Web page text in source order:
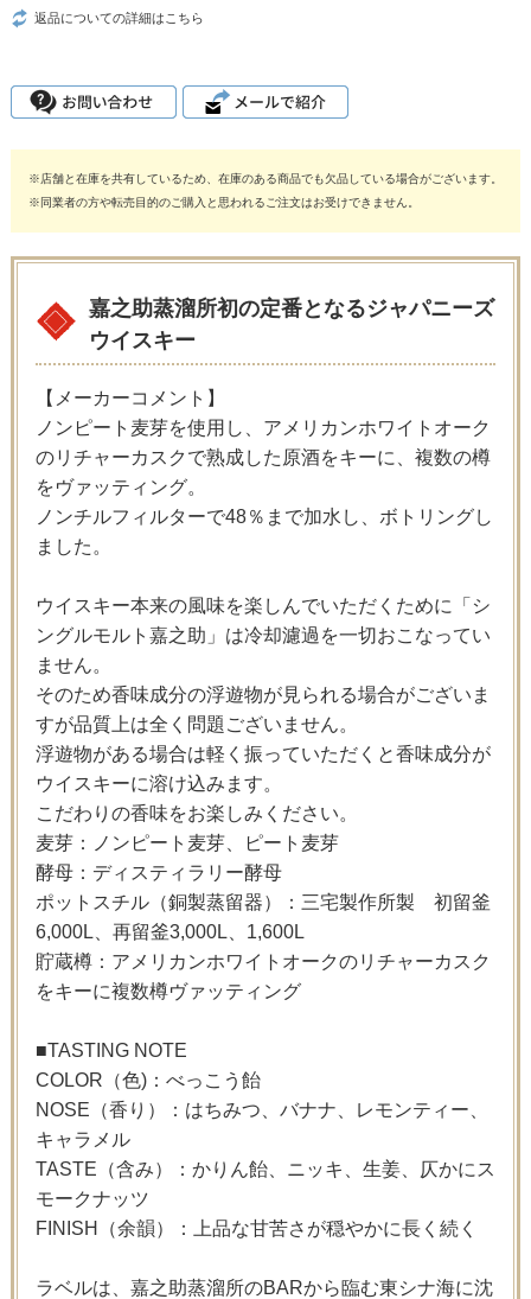
返品についての詳細はこちら
※店舗と在庫を共有しているため、在庫のある商品でも欠品している場合がございます。
※同業者の方や転売目的のご購入と思われるご注文はお受けできません。
嘉之助蒸溜所初の定番となるジャパニーズ
ウイスキー
【メーカーコメント】
ノンピート麦芽を使用し、アメリカンホワイトオーク
のリチャーカスクで熟成した原酒をキーに、複数の樽
をヴァッティング。
ノンチルフィルターで48％まで加水し、ボトリングし
ました。
ウイスキー本来の風味を楽しんでいただくために「シ
ングルモルト嘉之助」は冷却濾過を一切おこなってい
ません。
そのため香味成分の浮遊物が見られる場合がございま
すが品質上は全く問題ございません。
浮遊物がある場合は軽く振っていただくと香味成分が
ウイスキーに溶け込みます。
こだわりの香味をお楽しみください。
麦芽：ノンピート麦芽、ピート麦芽
酵母：ディスティラリー酵母
ポットスチル（銅製蒸留器）：三宅製作所製 初留釜
6,000L、再留釜3,000L、1,600L
貯蔵樽：アメリカンホワイトオークのリチャーカスク
をキーに複数樽ヴァッティング
■TASTING NOTE
COLOR（色)：べっこう飴
NOSE（香り）：はちみつ、バナナ、レモンティー、
キャラメル
TASTE（含み）：かりん飴、ニッキ、生姜、仄かにス
モークナッツ
FINISH（余韻）：上品な甘苦さが穏やかに長く続く
ラベルは、嘉之助蒸溜所のBARから臨む東シナ海に沈